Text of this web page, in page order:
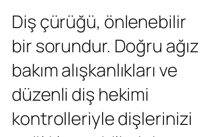
Diş çürüğü, önlenebilir
bir sorundur. Doğru ağız
bakım alışkanlıkları ve
düzenli diş hekimi
kontrolleriyle dişlerinizi